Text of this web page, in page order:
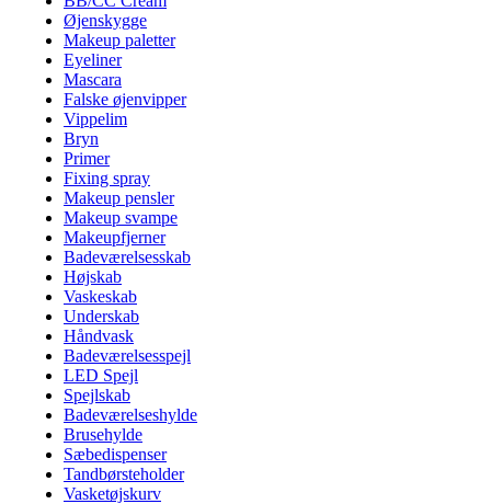
Øjenskygge
Makeup paletter
Eyeliner
Mascara
Falske øjenvipper
Vippelim
Bryn
Primer
Fixing spray
Makeup pensler
Makeup svampe
Makeupfjerner
Badeværelsesskab
Højskab
Vaskeskab
Underskab
Håndvask
Badeværelsesspejl
LED Spejl
Spejlskab
Badeværelseshylde
Brusehylde
Sæbedispenser
Tandbørsteholder
Vasketøjskurv